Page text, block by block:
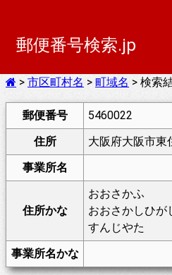
郵便番号検索.jp
> 市区町村名 > 町域名 > 検索
郵便番号
5460022
住所
大阪府大阪市東
事業所名
住所かな
おおさかふ
おおさかしひが
すんじやた
事業所名かな